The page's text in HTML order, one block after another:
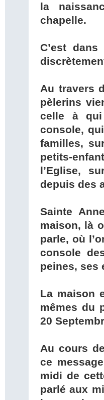
la
chapelle.
C’est
Au travers
pèlerins
celle à
console,
familles,
petits-
l’Eglise,
depuis des
Sainte
maison, là
parle, où
console
peines, ses
La maison
mêmes du
20
Au cours
ce
midi de
parlé aux